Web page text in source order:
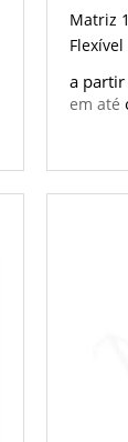
Matriz
a partir